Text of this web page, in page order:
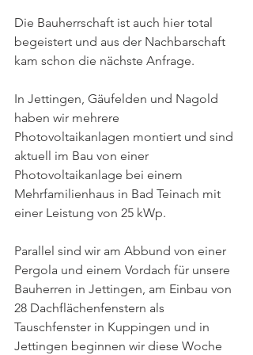
Die Bauherrschaft ist auch hier total
begeistert und aus der Nachbarschaft
kam schon die nächste Anfrage.
In Jettingen, Gäufelden und Nagold
haben wir mehrere
Photovoltaikanlagen montiert und sind
aktuell im Bau von einer
Photovoltaikanlage bei einem
Mehrfamilienhaus in Bad Teinach mit
einer Leistung von 25 kWp.
Parallel sind wir am Abbund von einer
Pergola und einem Vordach für unsere
Bauherren in Jettingen, am Einbau von
28 Dachflächenfenstern als
Tauschfenster in Kuppingen und in
Jettingen beginnen wir diese Woche